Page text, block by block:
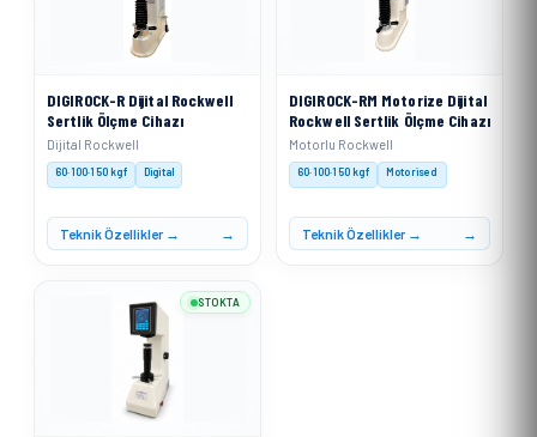
DIGIROCK-R Dijital Rockwell
Sertlik Ölçme Cihazı
Dijital Rockwell
60·100·150 kgf Digital
Teknik Özellikler →
DIGIROCK-RM Motorize Dijital
Rockwell Sertlik Ölçme Cihazı
Motorlu Rockwell
60·100·150 kgf Motorised
Teknik Özellikler →
STOKTA